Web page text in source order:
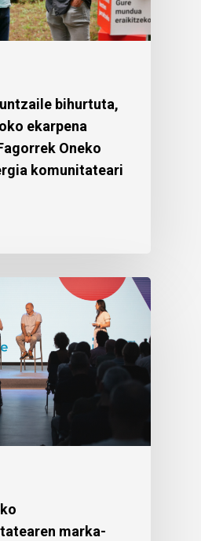
bihurtuta,
ekarpena
Oneko
komunitateari
marka-